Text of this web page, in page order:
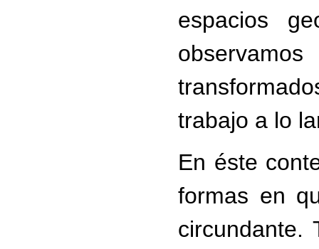
espacios
trabajo a lo
En éste
formas en
circundante.